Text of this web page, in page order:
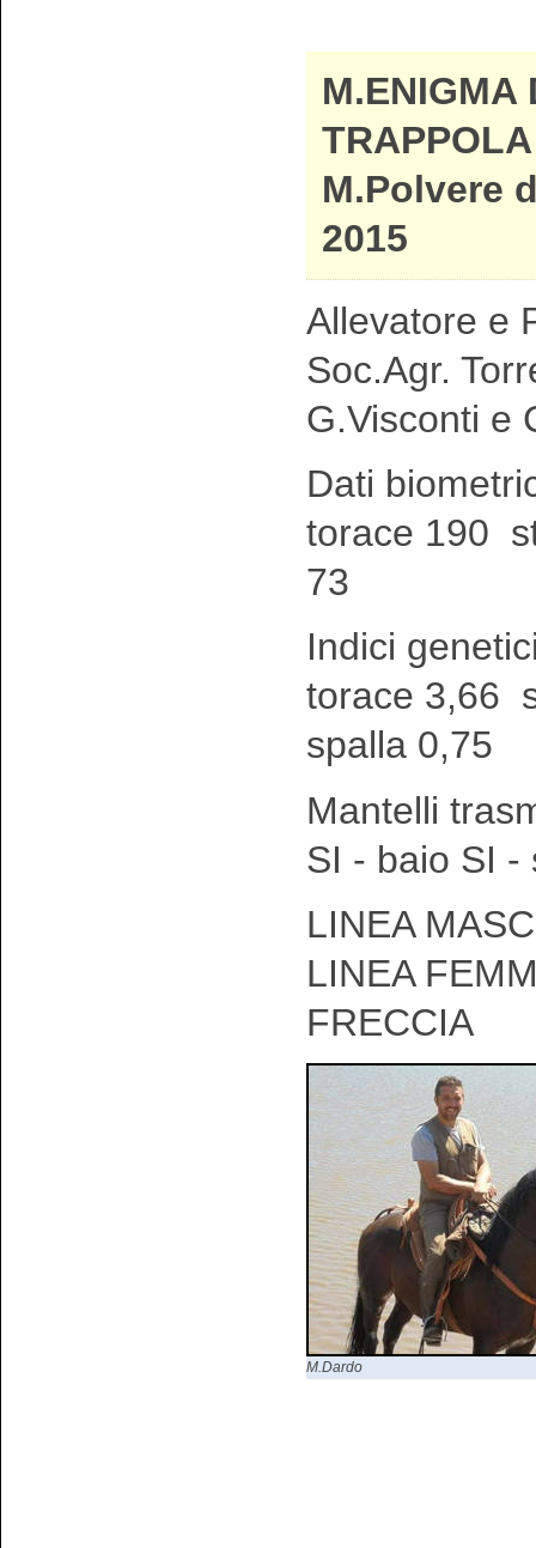
M.ENIGMA
M.Polvere
2015
Allevatore e
Soc.Agr.
G.Visconti e
Dati
torace 190
73
Indici
torace 3,66
spalla 0,75
Mantelli
SI - baio SI -
LINEA
LINEA
FRECCIA
M.Dardo